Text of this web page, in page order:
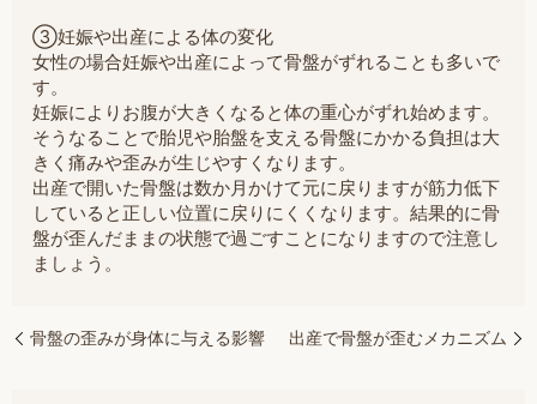
③妊娠や出産による体の変化
女性の場合妊娠や出産によって骨盤がずれることも多いで
す。
妊娠によりお腹が大きくなると体の重心がずれ始めます。
そうなることで胎児や胎盤を支える骨盤にかかる負担は大
きく痛みや歪みが生じやすくなります。
出産で開いた骨盤は数か月かけて元に戻りますが筋力低下
していると正しい位置に戻りにくくなります。結果的に骨
盤が歪んだままの状態で過ごすことになりますので注意し
ましょう。
骨盤の歪みが身体に与える影響 出産で骨盤が歪むメカニズム